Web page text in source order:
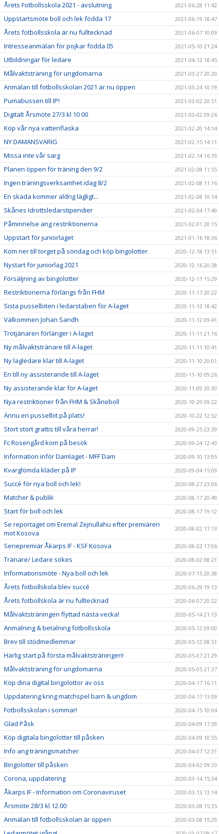
Årets Fotbollsskola 2021 - avslutning 2021-06-28 11:42
Uppstartsmöte boll och lek födda 17 2021-06-19 18:47
Årets fotbollsskola är nu fulltecknad 2021-06-07 10:09
Intresseanmälan för pojkar födda 05 2021-05-10 21:24
Utbildningar för ledare 2021-04-12 18:45
Målvaktsträning för ungdomarna 2021-03-27 20:20
Anmälan till fotbollsskolan 2021 är nu öppen 2021-03-24 10:19
Pumabussen till IP! 2021-03-02 20:51
Digitalt Årsmöte 27/3 kl 10 00 2021-03-02 09:26
Köp vår nya vattenflaska 2021-02-20 14:14
NY DAMANSVARIG 2021-02-15 14:11
Missa inte vår sarg 2021-02-14 16:19
Planen öppen för träning den 9/2 2021-02-08 11:55
Ingen träningsverksamhet idag 8/2 2021-02-08 11:16
En skada kommer aldrig lägligt... 2021-02-08 10:14
Skånes Idrottsledarstipendier 2021-02-04 17:49
Påminnelse ang restriktionerna 2021-02-01 20:15
Uppstart för juniorlaget 2021-01-16 18:36
Kom ner till torget på söndag och köp bingolotter 2020-12-18 13:51
Nystart för juniorlag 2021 2020-12-16 20:38
Försäljning av bingolotter 2020-12-11 15:29
Restriktionerna förlängs från FHM 2020-11-17 20:22
Sista pusselbiten i ledarstaben för A-laget 2020-11-12 18:42
Välkommen Johan Sandh 2020-11-12 09:41
Trotjänaren förlänger i A-laget 2020-11-11 21:16
Ny målvaktstränare till A-laget 2020-11-11 10:41
Ny lagledare klar till A-laget 2020-11-10 20:01
En till ny assisterande till A-laget 2020-11-10 09:26
Ny assisterande klar för A-laget 2020-11-09 20:30
Nya restriktioner från FHM & Skåneboll 2020-10-29 09:22
Ännu en pusselbit på plats! 2020-10-22 12:32
Stort stort grattis till våra herrar! 2020-09-25 23:39
Fc Rosengård kom på besök 2020-09-24 12:43
Information inför Damlaget - MFF Dam 2020-09-10 13:05
Kvarglömda kläder på IP 2020-09-04 15:09
Succé för nya boll och lek! 2020-08-27 23:06
Matcher & publik 2020-08-17 20:49
Start för boll och lek 2020-08-17 19:12
Se reportaget om Eremal Zejnullahu efter premiären
mot Kosova
2020-08-02 17:13
Seriepremiär Åkarps IF - KSF Kosova 2020-08-02 17:06
Tränare/ Ledare sökes 2020-08-02 08:21
Informationsmöte - Nya boll och lek 2020-07-15 20:38
Årets fotbollskola blev succé 2020-06-29 19:13
Årets fotbollskola är nu fulltecknad 2020-06-07 20:22
Målvaktsträningen flyttad nästa vecka! 2020-05-14 21:13
Anmälning & betalning fotbollsskola 2020-05-12 09:00
Brev till stödmedlemmar 2020-05-12 08:51
Härlig start på första målvaktsträningen! 2020-05-07 21:29
Målvaktsträning för ungdomarna 2020-05-05 21:37
Köp dina digital bingolottor av oss 2020-04-17 16:11
Uppdatering kring matchspel barn & ungdom 2020-04-17 13:09
Fotbollsskolan i sommar! 2020-04-15 10:04
Glad Påsk 2020-04-09 17:39
Köp digitala bingolotter till påsken 2020-04-09 10:55
Info ang träningsmatcher 2020-04-07 12:31
Bingolotter till påsken 2020-04-02 09:33
Corona, uppdatering 2020-03-14 15:34
Åkarps IF - Information om Coronaviruset 2020-03-13 13:14
Årsmöte 28/3 kl 12.00 2020-03-08 15:35
Anmälan till fotbollsskolan är öppen 2020-03-08 15:29